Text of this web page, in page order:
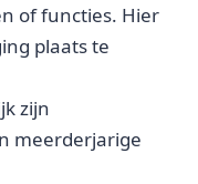
of functies. Hier
plaats te
zijn
meerderjarige